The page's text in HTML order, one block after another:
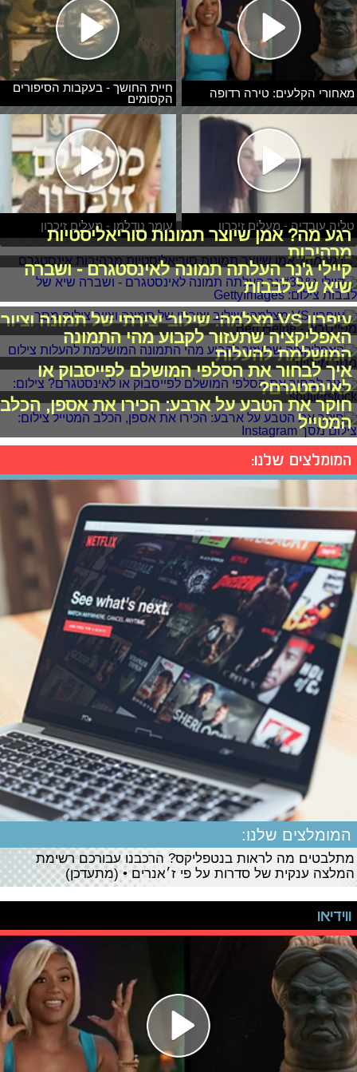
מאחורי הקלעים: טירה רדופה
חיית החושך - בעקבות הסיפורים
הקסומים
טליה עובדיה - מעלים זיכרון עומר נודלמן - מעלים זיכרון
רגע מה? אמן שיוצר תמונות סוריאליסטיות
מרהיבות
קיילי ג'נר העלתה תמונה לאינסטגרם - ושברה
שיא של לבבות
עיפרון VS מצלמה: שילוב יצירתי של תמונה וציור
האפליקציה שתעזור לקבוע מהי התמונה
המושלמת להעלות
איך לבחור את הסלפי המושלם לפייסבוק או
לאינסטגרם?
חוקר את הטבע על ארבע: הכירו את אספן, הכלב
המטייל
המומלצים שלנו:
המומלצים שלנו:
מתלבטים מה לראות בנטפליקס? הרכבנו עבורכם רשימת
המלצה ענקית של סדרות על פי ז׳אנרים • (מתעדכן)
ווידיאו